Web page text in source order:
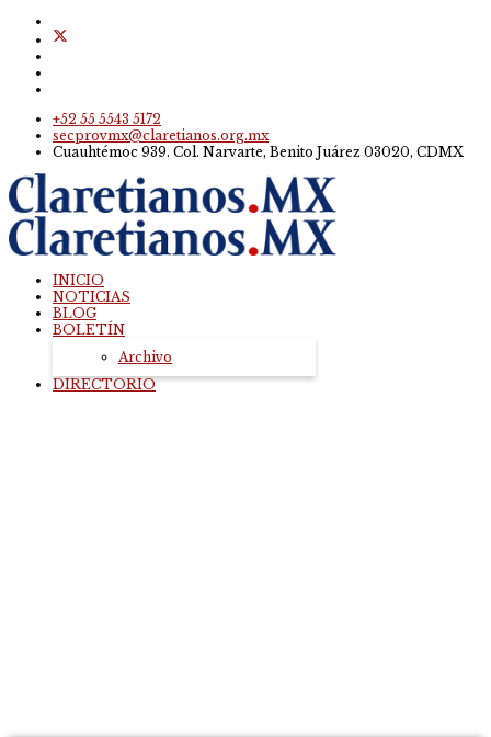
+52 55 5543 5172
secprovmx@claretianos.org.mx
Cuauhtémoc 939. Col. Narvarte, Benito Juárez 03020, CDMX
INICIO
NOTICIAS
BLOG
BOLETÍN
Archivo
DIRECTORIO